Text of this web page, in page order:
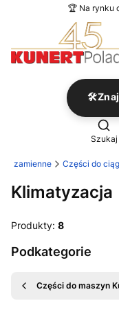
🏆 Na rynku
Szukaj
zamienne Części do
Klimatyzacja
Produkty: 8
Podkategorie
Części do maszyn